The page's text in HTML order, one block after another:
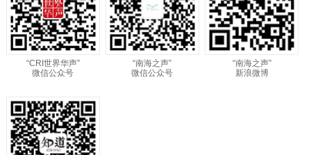
“CRI世界华声”
微信公众号
“南海之声”
微信公众号
“南海之声”
新浪微博